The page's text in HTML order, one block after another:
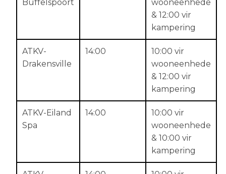
Buffelspoort
wooneenhede
& 12:00 vir
kampering
ATKV-
Drakensville
14:00
10:00 vir
wooneenhede
& 12:00 vir
kampering
ATKV-Eiland
Spa
14:00
10:00 vir
wooneenhede
& 10:00 vir
kampering